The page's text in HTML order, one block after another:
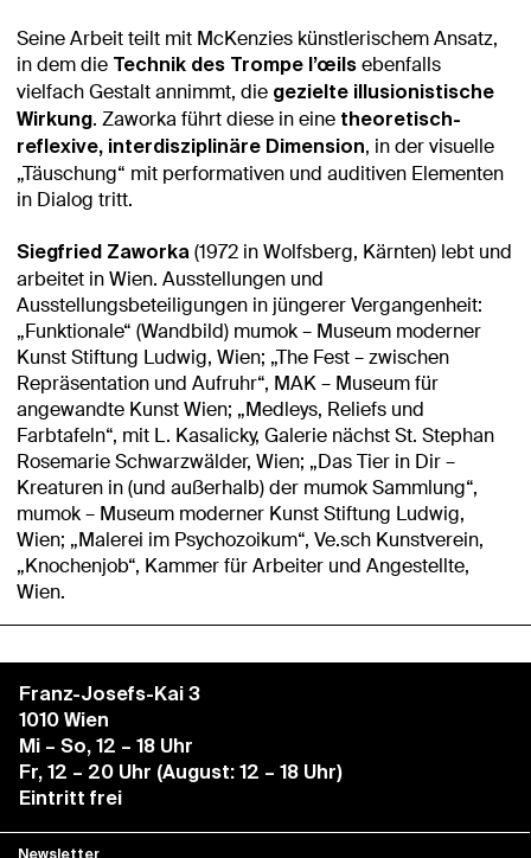
Seine Arbeit teilt mit McKenzies künstlerischem Ansatz,
in dem die Technik des Trompe l’œils ebenfalls
vielfach Gestalt annimmt, die gezielte illusionistische
Wirkung. Zaworka führt diese in eine theoretisch-
reflexive, interdisziplinäre Dimension, in der visuelle
„Täuschung“ mit performativen und auditiven Elementen
in Dialog tritt.
Siegfried Zaworka (1972 in Wolfsberg, Kärnten) lebt und
arbeitet in Wien. Ausstellungen und
Ausstellungsbeteiligungen in jüngerer Vergangenheit:
„Funktionale“ (Wandbild) mumok – Museum moderner
Kunst Stiftung Ludwig, Wien; „The Fest – zwischen
Repräsentation und Aufruhr“, MAK – Museum für
angewandte Kunst Wien; „Medleys, Reliefs und
Farbtafeln“, mit L. Kasalicky, Galerie nächst St. Stephan
Rosemarie Schwarzwälder, Wien; „Das Tier in Dir –
Kreaturen in (und außerhalb) der mumok Sammlung“,
mumok – Museum moderner Kunst Stiftung Ludwig,
Wien; „Malerei im Psychozoikum“, Ve.sch Kunstverein,
„Knochenjob“, Kammer für Arbeiter und Angestellte,
Wien.
Franz-Josefs-Kai 3
1010 Wien
Mi – So, 12 – 18 Uhr
Fr, 12 – 20 Uhr (August: 12 – 18 Uhr)
Eintritt frei